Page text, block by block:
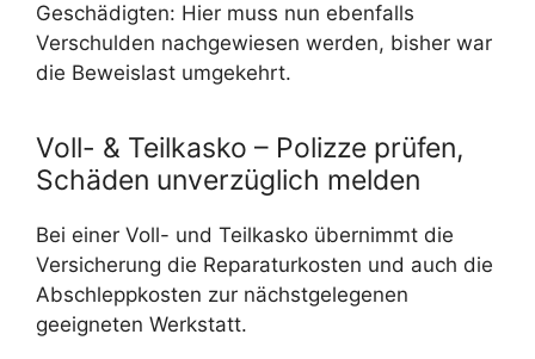
Geschädigten: Hier muss nun ebenfalls
Verschulden nachgewiesen werden, bisher war
die Beweislast umgekehrt.
Voll- & Teilkasko – Polizze prüfen,
Schäden unverzüglich melden
Bei einer Voll- und Teilkasko übernimmt die
Versicherung die Reparaturkosten und auch die
Abschleppkosten zur nächstgelegenen
geeigneten Werkstatt.